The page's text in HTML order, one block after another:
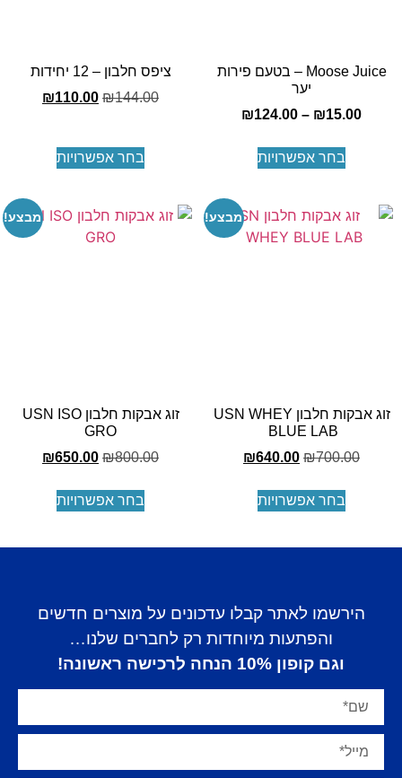
Moose Juice – בטעם פירות
₪15.00
–
₪124.00
בחר אפשרויות
ציפס חלבון – 12 יחידות
₪144.00
₪110.00
בחר אפשרויות
מבצע!
זוג אבקות חלבון USN WHEY
BLUE LAB
₪700.00
₪640.00
בחר אפשרויות
מבצע!
זוג אבקות חלבון USN ISO
GRO
₪800.00
₪650.00
בחר אפשרויות
הירשמו לאתר קבלו עדכונים על מוצרים חדשים
והפתעות מיוחדות רק לחברים שלנו…
וגם קופון 10% הנחה לרכישה ראשונה!